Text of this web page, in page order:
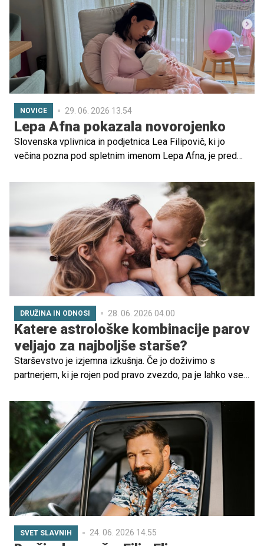
NOVICE 29. 06. 2026 13.54
Lepa Afna pokazala novorojenko
Slovenska vplivnica in podjetnica Lea Filipovič, ki jo
večina pozna pod spletnim imenom Lepa Afna, je pred
prisrčen utrinek iz družinskega življenja in razkrila, da je
njena starejša hčerka dobila sestrico.
DRUŽINA IN ODNOSI 28. 06. 2026 04.00
Katere astrološke kombinacije parov
veljajo za najboljše starše?
Starševstvo je izjemna izkušnja. Če jo doživimo s
partnerjem, ki je rojen pod pravo zvezdo, pa je lahko vse
znamenj so najprimernejše za skupno starševstvo.
SVET SLAVNIH 24. 06. 2026 14.55